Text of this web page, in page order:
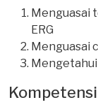
Menguasai
ERG
Menguasai
Mengetahui
Kompetensi